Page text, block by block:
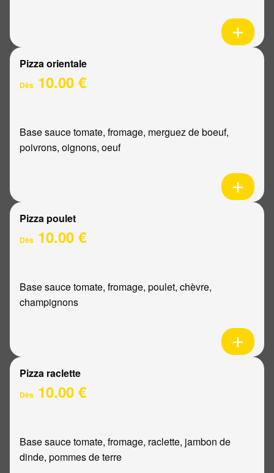
Pizza orientale
Dès 10.00 €
Base sauce tomate, fromage, merguez de boeuf,
poivrons, oignons, oeuf
Pizza poulet
Dès 10.00 €
Base sauce tomate, fromage, poulet, chèvre,
champignons
Pizza raclette
Dès 10.00 €
Base sauce tomate, fromage, raclette, jambon de
dinde, pommes de terre